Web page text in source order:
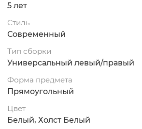
5 лет
Стиль
Современный
Тип сборки
Универсальный левый/правый
Форма предмета
Прямоугольный
Цвет
Белый, Холст Белый